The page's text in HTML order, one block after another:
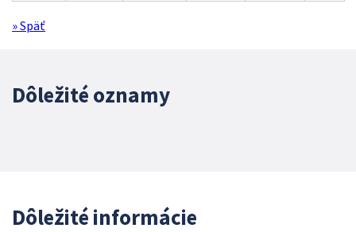
» Späť
Dôležité oznamy
Dôležité informácie